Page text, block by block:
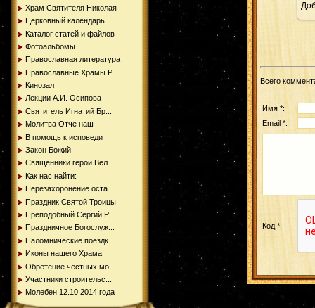
Храм Святителя Николая
Церковный календарь ...
Каталог статей и файлов
Фотоальбомы
Православная литература
Православные Храмы Р...
Кинозал
Лекции А.И. Осипова
Святитель Игнатий Бр...
Молитва Отче наш
В помощь к исповеди
Закон Божий
Священники герои Вел...
Как нас найти:
Перезахоронение оста...
Праздник Святой Троицы
Преподобный Сергий Р...
Праздничное Богослуж...
Паломнические поездк...
Иконы нашего Храма
Обретение честных мо...
Участники строительс...
Молебен 12.10 2014 года
Всего
Имя *:
Email *:
Код *: